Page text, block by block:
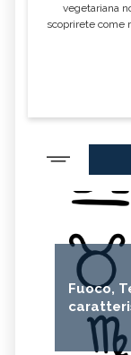
vegetariana
scoprirete come
Fuoco,